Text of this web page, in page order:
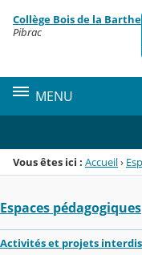
Menu de la rubrique
Contenu
Collège Bois de la Barthe
Pibrac
MENU
Vous êtes ici : Accueil›
Espaces pédagogiques
Activités et projets